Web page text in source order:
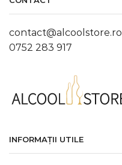
contact@alcoolstore.ro
0752 283 917
INFORMAȚII UTILE